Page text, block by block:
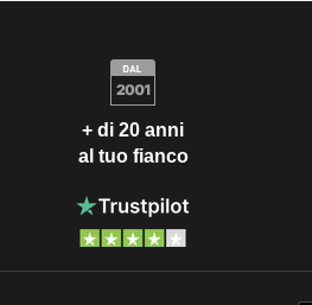
+ di 20 anni
al tuo fianco